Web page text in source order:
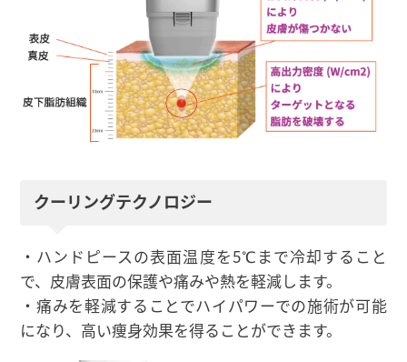
クーリングテクノロジー
・ハンドピースの表面温度を5℃まで冷却すること
で、皮膚表面の保護や痛みや熱を軽減します。
・痛みを軽減することでハイパワーでの施術が可能
になり、高い痩身効果を得ることができます。